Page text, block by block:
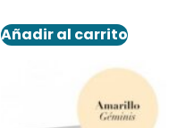
Añadir al carrito